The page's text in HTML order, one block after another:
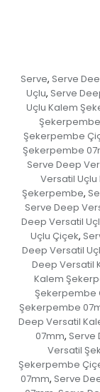
Serve, Serve
Uçlu, Serve
Uçlu Kalem
Şekerpembe
Şekerpembe
Serve Deep
Versatil
Şekerpembe,
Serve Deep
Deep Versatil
Uçlu Çiçek,
Deep Versatil
Deep Versatil
Kalem
Şekerpembe
Şekerpembe
Deep Versatil
07mm, Serve
Versatil
Şekerpembe
07mm, Serve